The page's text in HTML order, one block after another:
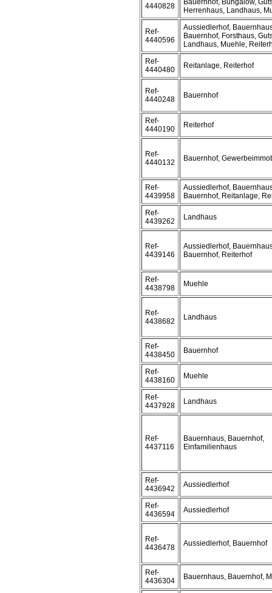
4440828
Bauernhof, Bungalow,
Herrenhaus, Landhaus,
Ref-
4440596
Aussiedlerhof,
Bauernhof, Forsthaus,
Landhaus, Muehle,
Ref-
4440480
Reitanlage, Reiterhof
Ref-
4440248
Bauernhof
Ref-
4440190
Reiterhof
Ref-
4440132
Bauernhof,
Ref-
4439958
Aussiedlerhof,
Bauernhof, Reitanlage,
Ref-
4439262
Landhaus
Ref-
4439146
Aussiedlerhof,
Bauernhof, Reiterhof
Ref-
4438798
Muehle
Ref-
4438682
Landhaus
Ref-
4438450
Bauernhof
Ref-
4438160
Muehle
Ref-
4437928
Landhaus
Ref-
4437116
Bauernhaus, Bauernhof,
Einfamilienhaus
Ref-
4436942
Aussiedlerhof
Ref-
4436594
Aussiedlerhof
Ref-
4436478
Aussiedlerhof, Bauernhof
Ref-
4436304
Bauernhaus, Bauernhof,